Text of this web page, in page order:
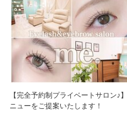
【完全予約制プライベートサロン♪
ニューをご提案いたします！